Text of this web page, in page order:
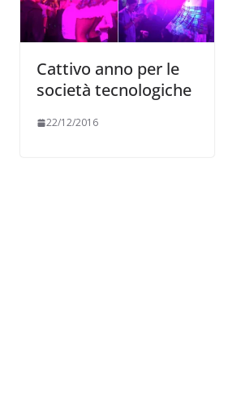
Cattivo anno per le
società tecnologiche
22/12/2016
COORDINATE IL PENSIERO
OPINIONI
Indiani e pionieri